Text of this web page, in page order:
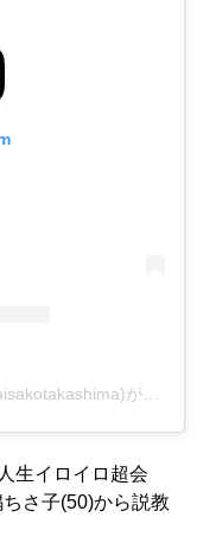
Chisako Takashimaさん(@chisakotakashima)がシェアした投稿
生イロイロ超会
さ子(50)から説教